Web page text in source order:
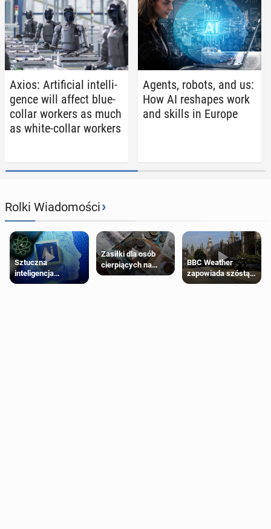
Axios: Ar­ti­fi­cial in­tel­li­
gence will affect blue-
collar workers as much
as white-collar workers
Agents, robots, and us:
How AI re­shapes work
and skills in Europe
Rolki Wiadomości›
Sztuczna
inteligencja
próbowała oszukać
Zasiłki dla osób
cierpiących na
schorzenia
BBC Weather
zapowiada szóstą
falę upałów w